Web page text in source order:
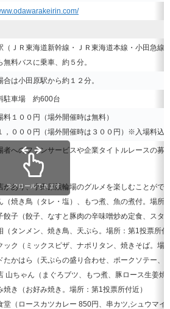
（ＪＲ東海道新幹線・ＪＲ東海道本線・小田急線
無料バスに乗車、約５分。
合は小田原駅から約１２分。
駐車場 約600台
料１００円（場外開催時は無料）
，０００円（場外開催時は３００円）※入場料込
者へのファンサービスや企業タイトルレースの
があり、小田原競輪場のグルメを楽しむことがで
（焼き鳥（タレ・塩）、もつ煮、魚の煮付。場所
餃子（餃子、なすと豚肉の辛味噌炒め定食、ス
（タンメン、焼き鳥、天ぷら。場所：第1投票所
ック（ミックスピザ、ナポリタン、焼きそば。場
たかはら（天ぷらの盛り合わせ、ポークソテー、
山ちゃん（まぐろブツ、もつ煮、豚ロース生姜
焼き（お好み焼き。場所：第1投票所付近）
堂（ロースカツカレー 850円、串カツ,シュウマ
スクロールできます